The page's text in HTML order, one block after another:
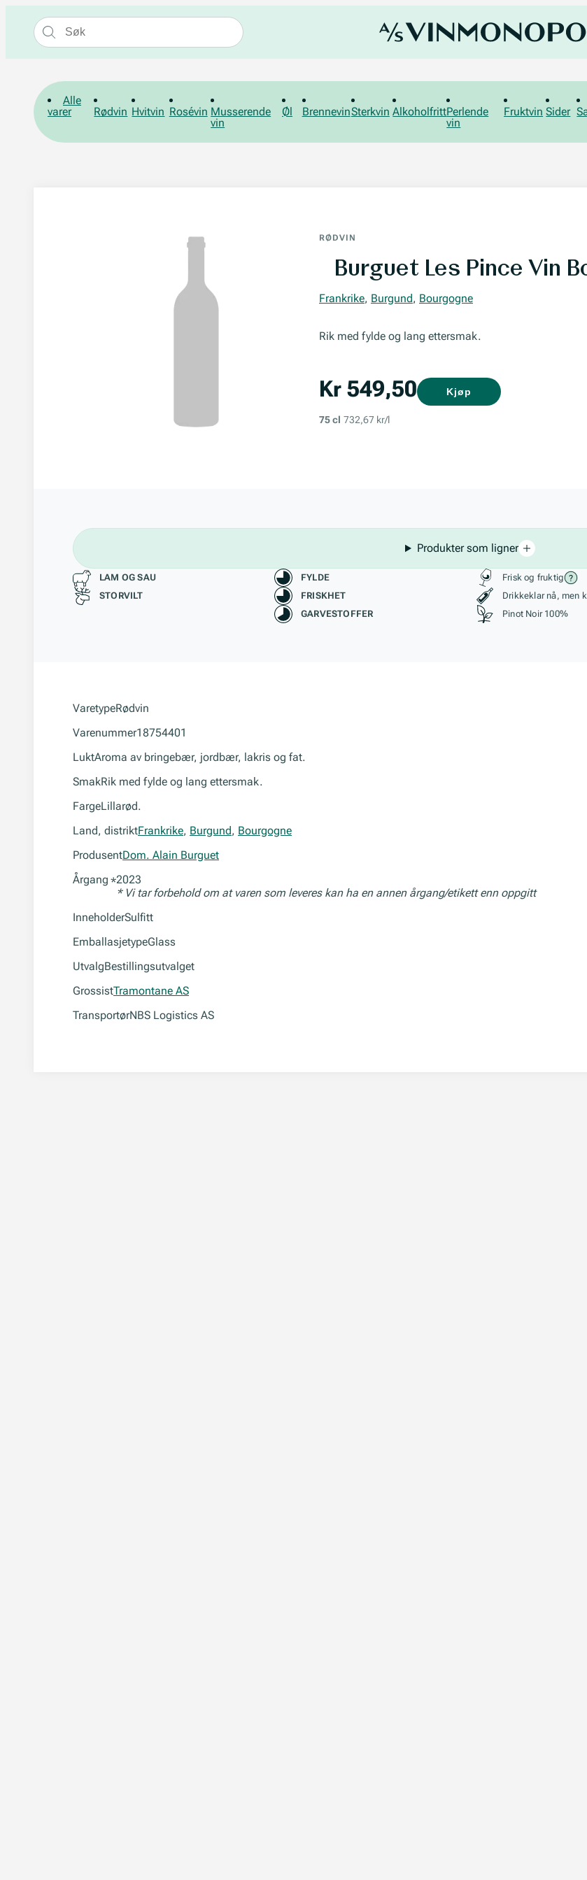
Alle
varer
Rødvin Hvitvin Rosévin Musserende
vin
Øl BrennevinSterkvin AlkoholfrittPerlende
vin
Fruktvin Sider
RØDVIN
Burguet Les Pince Vin
Frankrike, Burgund, Bourgogne
Rik med fylde og lang ettersmak.
Kr 549,50
75 cl 732,67 kr/l
Kjøp
Produkter som ligner
Passer til
LAM OG SAU
STORVILT
Karakteristikk
FYLDE
FRISKHET
GARVESTOFFER
Stil, lagring
Frisk og fruktig
Drikkeklar nå, men
Pinot Noir 100%
VaretypeRødvin
Varenummer18754401
LuktAroma av bringebær, jordbær, lakris og fat.
SmakRik med fylde og lang ettersmak.
FargeLillarød.
Land, distriktFrankrike, Burgund, Bourgogne
ProdusentDom. Alain Burguet
Årgang *2023
* Vi tar forbehold om at varen som leveres kan ha en annen årgang/etikett enn oppgitt
InneholderSulfitt
EmballasjetypeGlass
UtvalgBestillingsutvalget
GrossistTramontane AS
TransportørNBS Logistics AS